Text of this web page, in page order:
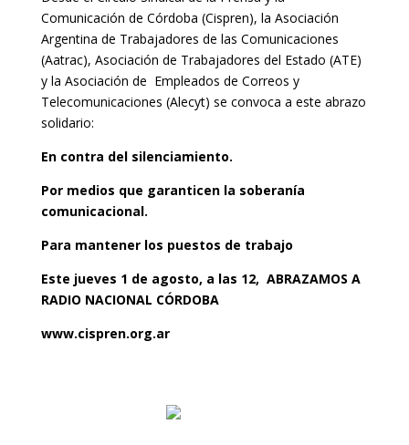
Comunicación de Córdoba (Cispren), la Asociación
Argentina de Trabajadores de las Comunicaciones
(Aatrac), Asociación de Trabajadores del Estado (ATE)
y la Asociación de Empleados de Correos y
Telecomunicaciones (Alecyt) se convoca a este abrazo
solidario:
En contra del silenciamiento.
Por medios que garanticen la soberanía
comunicacional.
Para mantener los puestos de trabajo
Este jueves 1 de agosto, a las 12, ABRAZAMOS A
RADIO NACIONAL CÓRDOBA
www.cispren.org.ar